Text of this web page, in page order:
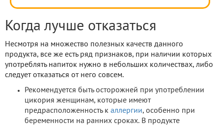
Когда лучше отказаться
Несмотря на множество полезных качеств данного
продукта, все же есть ряд признаков, при наличии которых
употреблять напиток нужно в небольших количествах, либо
следует отказаться от него совсем.
Рекомендуется быть осторожней при употреблении
цикория женщинам, которые имеют
предрасположенность к аллергии, особенно при
беременности на ранних сроках. В продукте